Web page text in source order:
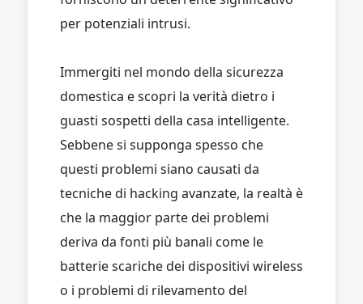
per potenziali intrusi.
Immergiti nel mondo della sicurezza
domestica e scopri la verità dietro i
guasti sospetti della casa intelligente.
Sebbene si supponga spesso che
questi problemi siano causati da
tecniche di hacking avanzate, la realtà è
che la maggior parte dei problemi
deriva da fonti più banali come le
batterie scariche dei dispositivi wireless
o i problemi di rilevamento del